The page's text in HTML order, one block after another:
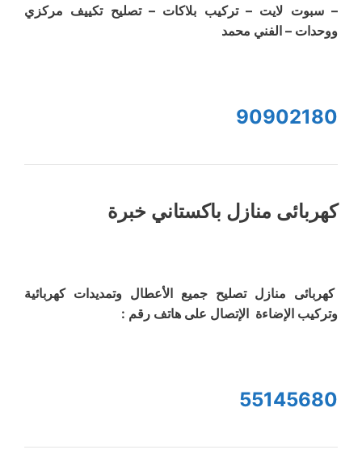
– سبوت لايت – تركيب بلاكات – تصليح تكييف مركزي
ووحدات – الفني محمد
90902180
كهربائى منازل باكستاني خبرة
كهربائى منازل تصليح جميع الأعطال وتمديدات كهربائية
وتركيب الإضاءة الإتصال على هاتف رقم :
55145680